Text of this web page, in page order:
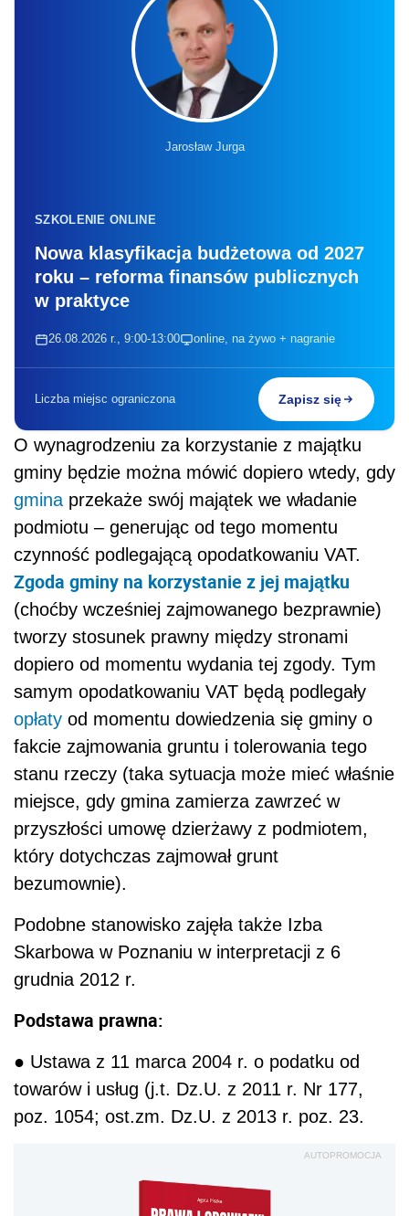
Jarosław Jurga
SZKOLENIE ONLINE
Nowa klasyfikacja budżetowa od 2027
roku – reforma finansów publicznych
w praktyce
26.08.2026 r., 9:00-13:00 online, na żywo + nagranie
Liczba miejsc ograniczona Zapisz się
O wynagrodzeniu za korzystanie z majątku
gminy będzie można mówić dopiero wtedy, gdy
gminaprzekaże swój majątek we władanie
podmiotu – generując od tego momentu
czynność podlegającą opodatkowaniu VAT.
Zgoda gminy na korzystanie z jej majątku
(choćby wcześniej zajmowanego bezprawnie)
tworzy stosunek prawny między stronami
dopiero od momentu wydania tej zgody. Tym
samym opodatkowaniu VAT będą podlegały
opłaty od momentu dowiedzenia się gminy o
fakcie zajmowania gruntu i tolerowania tego
stanu rzeczy (taka sytuacja może mieć właśnie
miejsce, gdy gmina zamierza zawrzeć w
przyszłości umowę dzierżawy z podmiotem,
który dotychczas zajmował grunt
bezumownie).
Podobne stanowisko zajęła także Izba
Skarbowa w Poznaniu w interpretacji z 6
grudnia 2012 r.
Podstawa prawna:
● Ustawa z 11 marca 2004 r. o podatku od
towarów i usług (j.t. Dz.U. z 2011 r. Nr 177,
poz. 1054; ost.zm. Dz.U. z 2013 r. poz. 23.
AUTOPROMOCJA